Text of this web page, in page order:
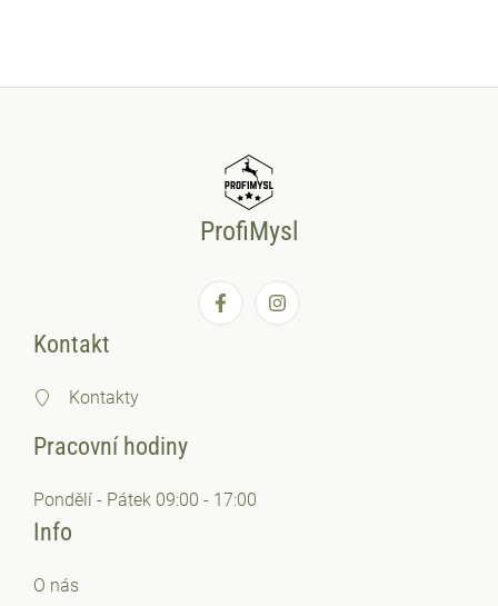
ProfiMysl
Kontakt
Kontakty
Pracovní hodiny
Pondělí - Pátek 09:00 - 17:00
Info
O nás